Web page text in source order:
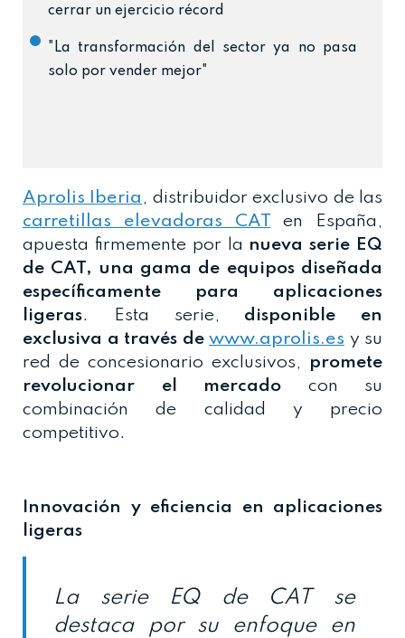
cerrar un ejercicio récord
"La transformación del sector ya no pasa
solo por vender mejor"
Aprolis Iberia , distribuidor exclusivo de las
carretillas elevadoras CAT en España,
apuesta firmemente por la nueva serie EQ
de CAT, una gama de equipos diseñada
específicamente para aplicaciones
ligeras. Esta serie, disponible en
exclusiva a través de www.aprolis.es y su
red de concesionario exclusivos, promete
revolucionar el mercado con su
combinación de calidad y precio
competitivo.
Innovación y eficiencia en aplicaciones
ligeras
La serie EQ de CAT se
destaca por su enfoque en